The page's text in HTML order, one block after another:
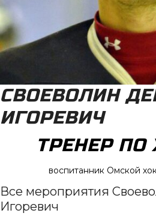
СВОЕВОЛИН
ИГОРЕВИЧ
ТРЕНЕР ПО
воспитанник Омской
Все мероприятия
Игоревич